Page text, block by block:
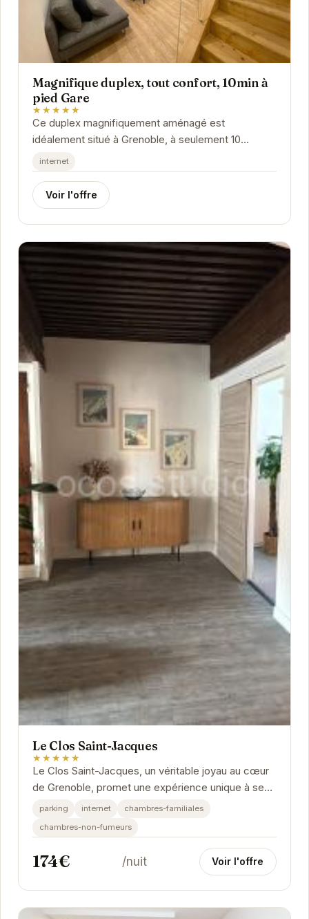
Magnifique duplex, tout confort, 10min à
pied Gare
★★★★★
Ce duplex magnifiquement aménagé est
idéalement situé à Grenoble, à seulement 10
minutes de marche de la gare. Il offre un espace
confortable...
internet
Voir l'offre
Le Clos Saint-Jacques
★★★★★
Le Clos Saint-Jacques, un véritable joyau au cœur
de Grenoble, promet une expérience unique à ses
hôtes. Son emplacement privilégié en fait le...
parking internet
chambres-familiales
chambres-non-fumeurs
174€ /nuit Voir l'offre